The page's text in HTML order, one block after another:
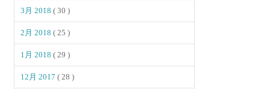
3月 2018( 30 )
2月 2018( 25 )
1月 2018( 29 )
12月 2017( 28 )